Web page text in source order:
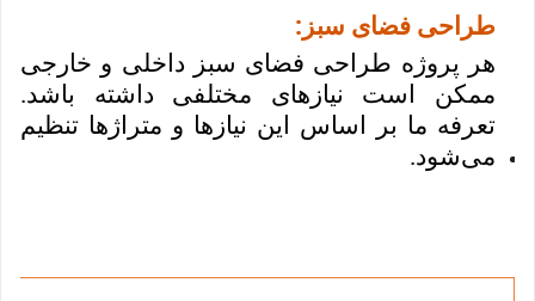
طراحی فضای سبز :
هر پروژه طراحی فضای سبز داخلی و خارجی
ممکن است نیازهای مختلفی داشته باشد.
تعرفه ما بر اساس این نیازها و متراژها تنظیم
می‌شود.